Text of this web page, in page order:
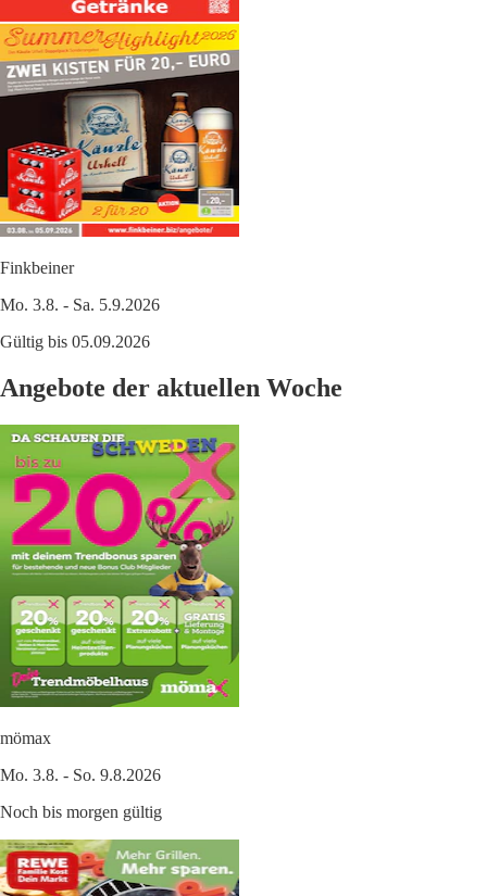
Finkbeiner
Mo. 3.8. - Sa. 5.9.2026
Gültig bis 05.09.2026
Angebote der aktuellen Woche
mömax
Mo. 3.8. - So. 9.8.2026
Noch bis morgen gültig